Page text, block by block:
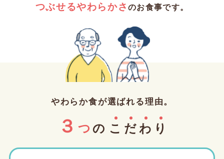
つぶせるやわらかさのお食事です。
やわらか食が選ばれる理由。
３つ のこ だ わ り